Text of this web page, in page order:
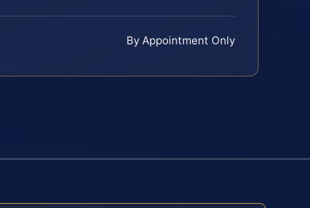
By Appointment Only